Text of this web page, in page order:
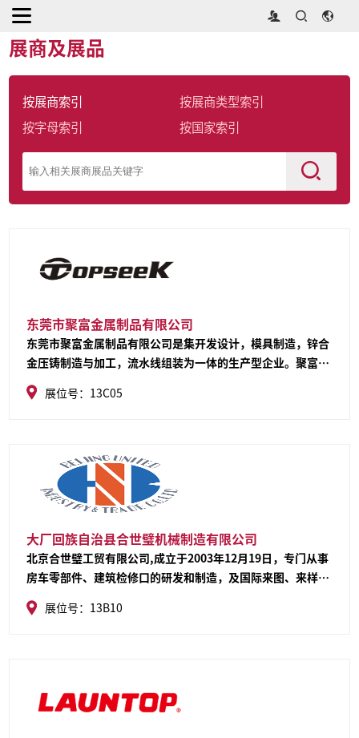
首页
展商及展品
按展商索引
按展商类型索引
按字母索引
按国家索引
东莞市聚富金属制品有限公司
东莞市聚富金属制品有限公司是集开发设计，模具制造，锌合
金压铸制造与加工，流水线组装为一体的生产型企业。聚富的
优势是：根据市场需求设计出更加有创意的新产品，房车室内
灯，房车室内锁以及房门锁门产品种类齐全/交货速度快/为客
展位号：13C05
大厂回族自治县合世璧机械制造有限公司
北京合世璧工贸有限公司,成立于2003年12月19日，专门从事
房车零部件、建筑检修口的研发和制造，及国际来图、来样、
来料加工，是集机械产品设计、加工和国际贸易为一体的综合
性公司，通过了IS09001-2008质量体系认证。产品远销欧
展位号：13B10